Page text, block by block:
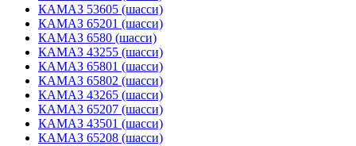
КАМАЗ 53605 (шасси)
КАМАЗ 65201 (шасси)
КАМАЗ 6580 (шасси)
КАМАЗ 43255 (шасси)
КАМАЗ 65801 (шасси)
КАМАЗ 65802 (шасси)
КАМАЗ 43265 (шасси)
КАМАЗ 65207 (шасси)
КАМАЗ 43501 (шасси)
КАМАЗ 65208 (шасси)